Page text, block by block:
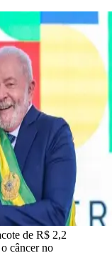
de R$ 2,2
câncer no